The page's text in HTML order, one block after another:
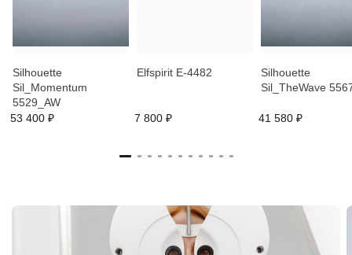
Silhouette
Sil_Momentum
5529_AW
53 400 ₽
Elfspirit E-4482
7 800 ₽
Silhouette
Sil_TheWave
41 580 ₽